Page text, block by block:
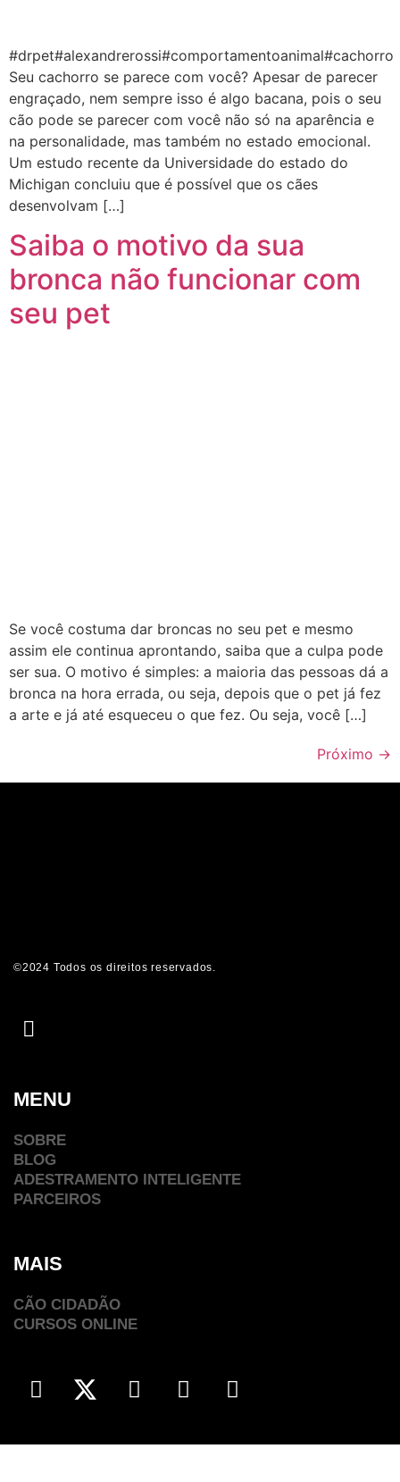
#drpet#alexandrerossi#comportamentoanimal#cachorro
Seu cachorro se parece com você? Apesar de parecer
engraçado, nem sempre isso é algo bacana, pois o seu
cão pode se parecer com você não só na aparência e
na personalidade, mas também no estado emocional.
Um estudo recente da Universidade do estado do
Michigan concluiu que é possível que os cães
desenvolvam […]
Saiba o motivo da sua
bronca não funcionar com
seu pet
Se você costuma dar broncas no seu pet e mesmo
assim ele continua aprontando, saiba que a culpa pode
ser sua. O motivo é simples: a maioria das pessoas dá a
bronca na hora errada, ou seja, depois que o pet já fez
a arte e já até esqueceu o que fez. Ou seja, você […]
Próximo →
©2024 Todos os direitos reservados.
MENU
SOBRE
BLOG
ADESTRAMENTO INTELIGENTE
PARCEIROS
MAIS
CÃO CIDADÃO
CURSOS ONLINE